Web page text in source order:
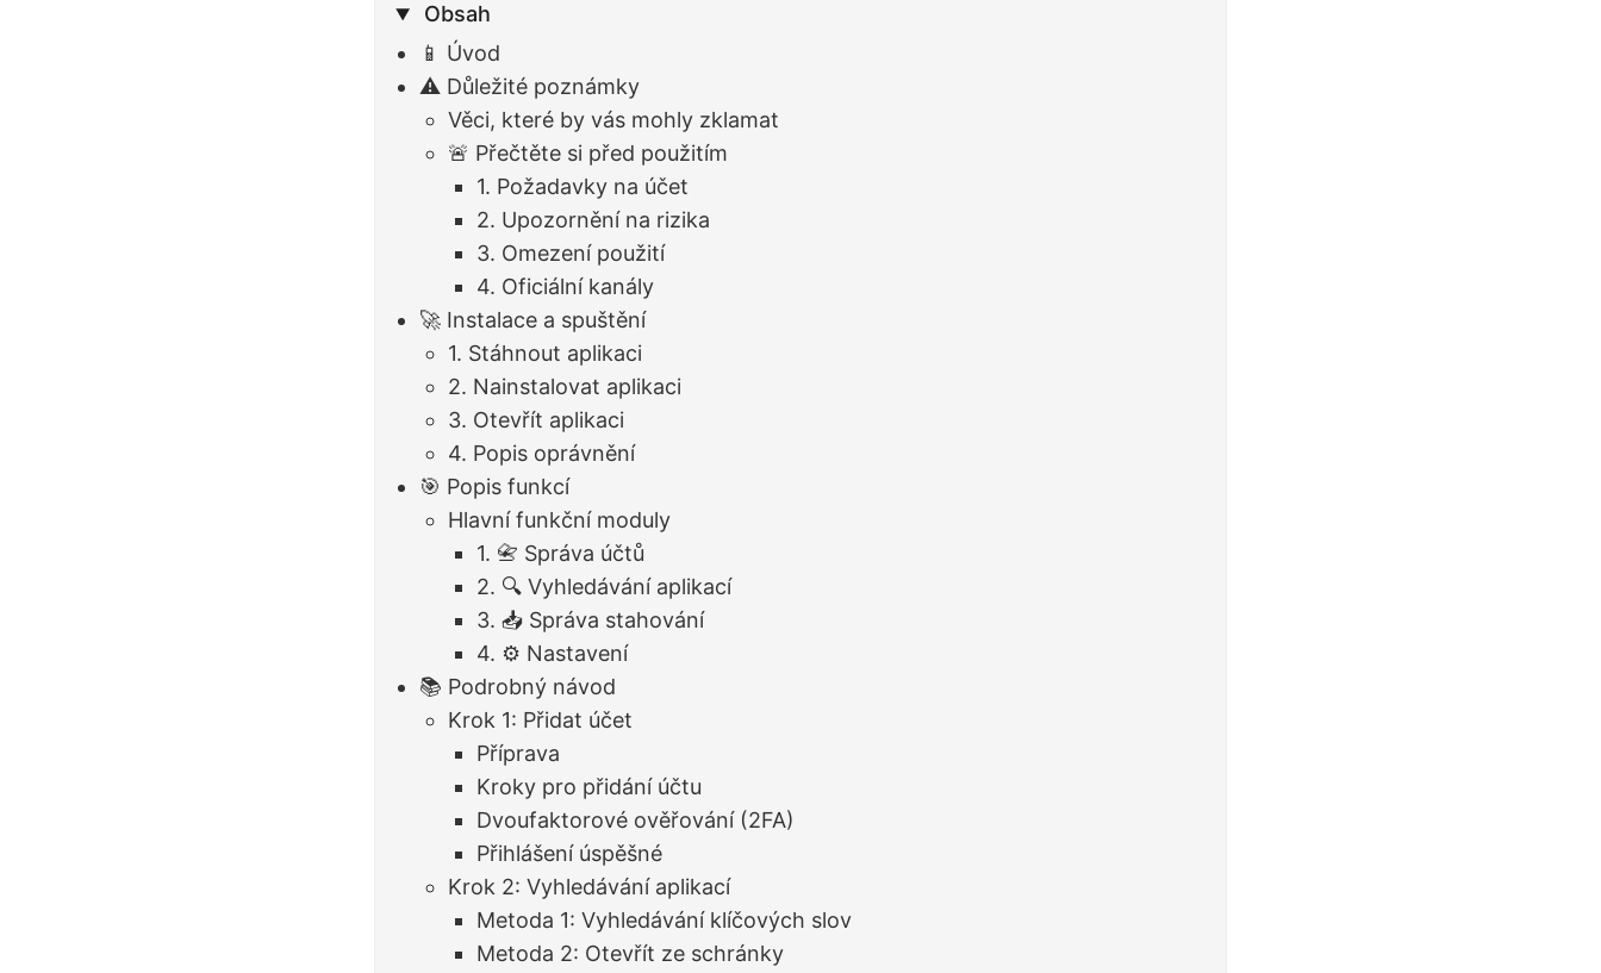
Obsah
📱 Úvod
⚠️ Důležité poznámky
Věci, které by vás mohly zklamat
🚨 Přečtěte si před použitím
1. Požadavky na účet
2. Upozornění na rizika
3. Omezení použití
4. Oficiální kanály
🚀 Instalace a spuštění
1. Stáhnout aplikaci
2. Nainstalovat aplikaci
3. Otevřít aplikaci
4. Popis oprávnění
🎯 Popis funkcí
Hlavní funkční moduly
1. 📇 Správa účtů
2. 🔍 Vyhledávání aplikací
3. 📥 Správa stahování
4. ⚙️ Nastavení
📚 Podrobný návod
Krok 1: Přidat účet
Příprava
Kroky pro přidání účtu
Dvoufaktorové ověřování (2FA)
Přihlášení úspěšné
Krok 2: Vyhledávání aplikací
Metoda 1: Vyhledávání klíčových slov
Metoda 2: Otevřít ze schránky